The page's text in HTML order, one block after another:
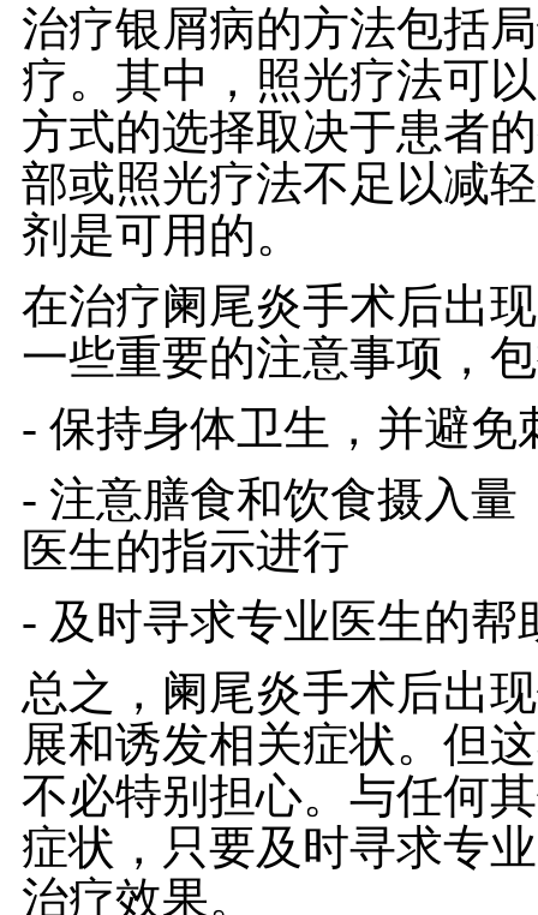
治疗银屑病的方法包括
疗。其中，照光疗法可
方式的选择取决于患者
部或照光疗法不足以减
剂是可用的。
在治疗阑尾炎手术后出
一些重要的注意事项，
- 保持身体卫生，并避免
- 注意膳食和饮食摄入
医生的指示进行
- 及时寻求专业医生的帮
总之，阑尾炎手术后出
展和诱发相关症状。但
不必特别担心。与任何
症状，只要及时寻求专
治疗效果。